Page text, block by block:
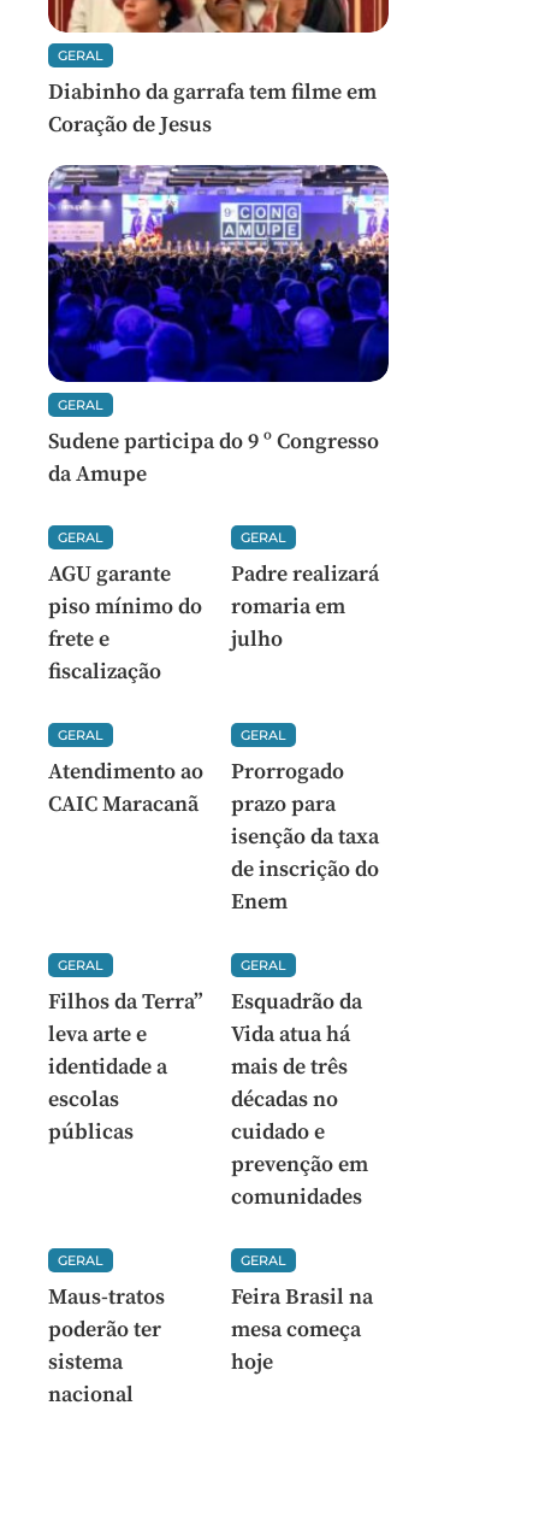
GERAL
Diabinho da garrafa tem filme em
Coração de Jesus
GERAL
Sudene participa do 9 º Congresso
da Amupe
GERAL
AGU garante
piso mínimo do
frete e
fiscalização
GERAL
Padre realizará
romaria em
julho
GERAL
Atendimento ao
CAIC Maracanã
GERAL
Prorrogado
prazo para
isenção da taxa
de inscrição do
Enem
GERAL
Filhos da Terra”
leva arte e
identidade a
escolas
públicas
GERAL
Esquadrão da
Vida atua há
mais de três
décadas no
cuidado e
prevenção em
comunidades
GERAL
Maus-tratos
poderão ter
sistema
nacional
GERAL
Feira Brasil na
mesa começa
hoje